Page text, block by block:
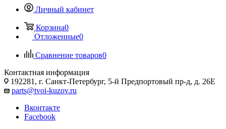
Личный кабинет
Корзина0
Отложенные0
Сравнение товаров0
Контактная информация
192281, г. Санкт-Петербург, 5-й Предпортовый пр-д, д. 26Е
parts@tvoi-kuzov.ru
Вконтакте
Facebook